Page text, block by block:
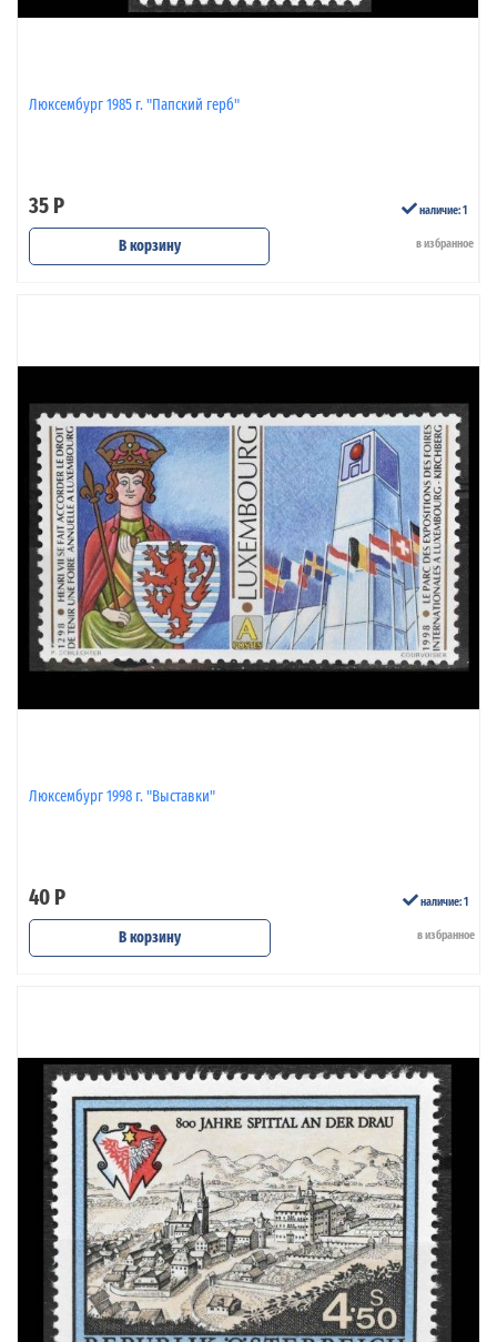
Люксембург 1985 г. "Папский герб"
35 Р наличие: 1
В корзину в избранное
Люксембург 1998 г. "Выставки"
40 Р наличие: 1
В корзину в избранное